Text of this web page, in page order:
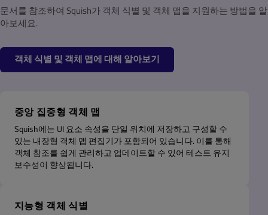
문서를 참조하여 Squish가 객체 식별 및 객체 맵을 지원하는 방법을 알
아보세요.
객체 식별 및 객체 맵에 대해 알아보기
중앙 집중형 객체 맵
Squish에는 UI 요소 속성을 단일 위치에 저장하고 구성할 수
있는 내장형 객체 맵 편집기가 포함되어 있습니다. 이를 통해
객체 참조를 쉽게 관리하고 업데이트할 수 있어 테스트 유지
보수성이 향상됩니다.
지능형 객체 식별